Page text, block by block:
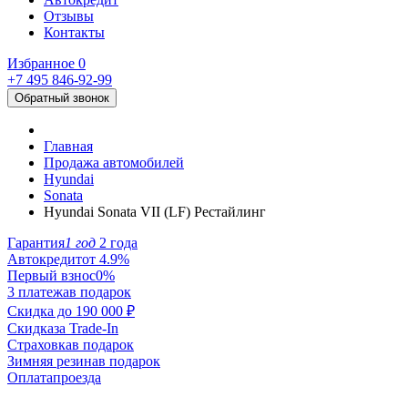
Отзывы
Контакты
Избранное 0
+7 495 846-92-99
Обратный звонок
Главная
Продажа автомобилей
Hyundai
Sonata
Hyundai Sonata VII (LF) Рестайлинг
Гарантия1 год 2 года
Автокредитот 4.9%
Первый взнос0%
3 платежав подарок
Скидка до 190 000 ₽
Скидказа Trade-In
Страховкав подарок
Зимняя резинав подарок
Оплатапроезда